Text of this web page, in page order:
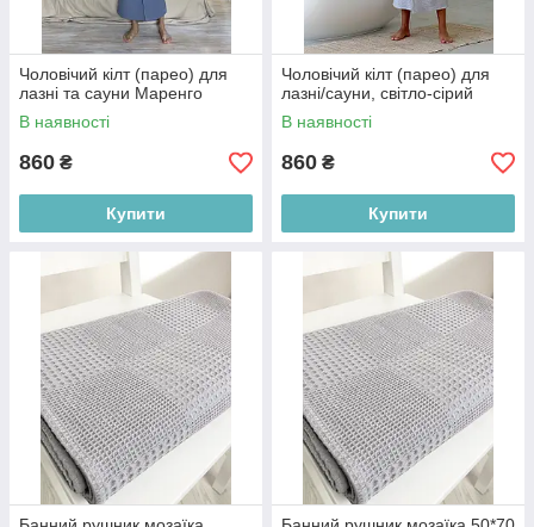
Чоловічий кілт (парео) для
лазні та сауни Маренго
В наявності
860 ₴
Купити
Чоловічий кілт (парео) для
лазні/сауни, світло-сірий
В наявності
860 ₴
Купити